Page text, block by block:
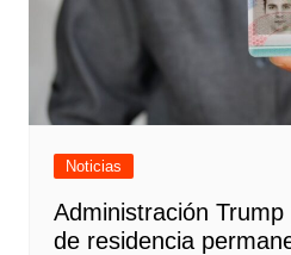
Noticias
Administración
de residencia